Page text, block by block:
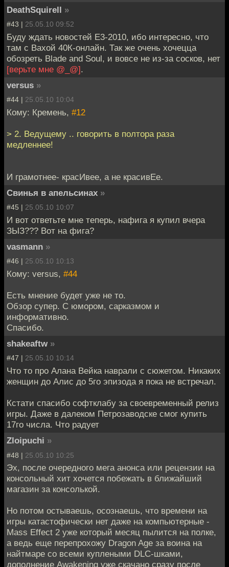
DeathSquirell »
#43 | 25.05.10 09:52
Буду ждать новостей Е3-2010, ибо интересно, что
там с Вахой 40К-онлайн. Так же очень хочецца
обозреть Blade and Soul, и вовсе не из-за сосков, нет
[верьте мне @_@].
versus »
#44 | 25.05.10 10:04
Кому: Кремень, #12
> 2. Ведущему .. говорить в полтора раза
медленнее!
И грамотнее- красИвее, а не красивЕе.
Свинья в апельсинах »
#45 | 25.05.10 10:07
И вот ответьте мне теперь, нафига я купил вчера
ЗЫЗ??? Вот на фига?
vasmann »
#46 | 25.05.10 10:13
Кому: versus, #44
Есть мнение будет уже не то.
Обзор супер. С юмором, сарказмом и
информативно.
Спасибо.
shakeaftw »
#47 | 25.05.10 10:14
Что то про Алана Вейка наврали с сюжетом. Никаких
женщин до Алис до 5го эпизода я пока не встречал.
Кстати спасибо софтклабу за своевременный релиз
игры. Даже в далеком Петрозаводске смог купить
17го числа. Что радует
Zloipuchi »
#48 | 25.05.10 10:25
Эх, после очередного мега анонса или рецензии на
консольный хит хочется побежать в ближайший
магазин за консолькой.
Но потом остываешь, осознаешь, что времени на
игры катастофически нет даже на компьютерные -
Mass Effect 2 уже который месяц пылится на полке,
а ведь еще перепрохожу Dragon Age за воина на
найтмаре со всеми куплеными DLC-шками,
дополнение Awakening уже скачано сразу после